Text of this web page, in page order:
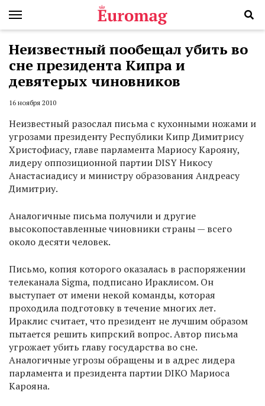
Неизвестный пообещал убить во
сне президента Кипра и
девятерых чиновников
16 ноября 2010
Неизвестный разослал письма с кухонными ножами и
угрозами президенту Республики Кипр Димитрису
Христофиасу, главе парламента Мариосу Карояну,
лидеру оппозиционной партии DISY Никосу
Анастасиадису и министру образования Андреасу
Димитриу.
Аналогичные письма получили и другие
высокопоставленные чиновники страны — всего
около десяти человек.
Письмо, копия которого оказалась в распоряжении
телеканала Sigma, подписано Ираклисом. Он
выступает от имени некой команды, которая
проходила подготовку в течение многих лет.
Ираклис считает, что президент не лучшим образом
пытается решить кипрский вопрос. Автор письма
угрожает убить главу государства во сне.
Аналогичные угрозы обращены и в адрес лидера
парламента и президента партии DIKO Мариоса
Карояна.